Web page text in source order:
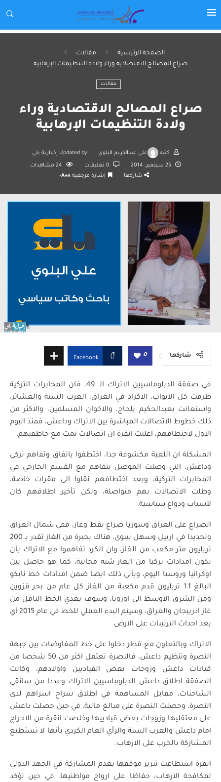
الصفحة الرئيسية
مقالات
صراع المصالح الاقتصادية وراء ولادة التنظيمات الإرهابية
مقالات
صراع المصالح الاقتصادية وراء
ولادة التنظيمات الإرهابية
كتبه علي عبدالكريم البلوي Updated by إخبارية بلي
25 سبتمبر، 2014 24 مشاهدات
شاركها
إشارة مرجعية A+A-
شاركها 0
Facebook
في صفقة الدبلوماسيين الاتراك الـ 49، فان المخابرات التركية
طرقت كل الابواب، الاكراد في العراق، العرب السنة والعشائر،
واستعانت بعبدالحكيم بلحاج، والاخوان المسلمين، والاكثر من
ذلك خطوط الاتصالات المباشرة بين الاتراك وداعش، فمنذ اليوم
الاول لاختطافهم، اعلنت انقرة ان اتصالات تمت مع خاطفيهم.
المشكلة ان اللعبة مكشوفة جدا، اختطفوا باتفاق وتفاهم تركي
وداعش، التي وصلت الموصل بتفاهم مع القسم الخارجي في
المخابرات التركية، وبعد اختطافهم نقلوا الى مقرات خاصة،
وظلت الاتصالات بهم متواصلة، ولكن تأخير اطلاقهم كان
لأسباب ودواع سياسية.
الصراع على العراق وسوريا صراع نفط وغاز، ففي شمال العراق
وتحديدا في اربيل وسهل نينوى، هناك بحيرة من الغاز تقدر بـ 200
تريليون متر مكعب من الغاز، وان الكرد تفاهموا مع الاتراك بأن
تكون امدادات تركيا من الغاز شبه مجانية، كما هو حاصل بين
اوكرانيا وروسيا اليوم، ويأتي ذلك ايضا ضمن امدادات خط نابكو
البالغ 1.1 تريليون قدم مكعبة من الغاز كل عام من بحر قزوين
ومن الشرق الاوسط الى اوروبا، وسوف يغذي الخط الناقل من
غاز اذربيجان والعراق، وسيتم البدء العملي للخط في عام 2015 أي
بعد احداث الترتيبات على الارض.
الاتراك وبالتعاون مع قطر دخلوا على خط المفاوضات بين جبهة
النصرة وتنظيم داعش، فالنصرة تعتقل اكثر من 50 شخصا من
قيادات داعش وزوجات بعض القياديين واولادهم، وكانت
الصفقة اطلاق داعش الدبلوماسيين الاتراك وعددا من سائقي
الشاحنات، مقابل المساهمة في اطلاق سراح اسراهم لدى
النصرة، وحصلت النصرة على مبالغ مالية، في حين حصلت داعش
على معتقليها وزوجات بعض قيادييها وخلصت انقرة من الاحراج
امام داعش والعرب السنة والرأي العام الكردي بأنها لا تستطيع
المشاركة بالحرب على الارهاب.
انقرة استطاعت تبرير موقفها بعدم المشاركة في الجهد الدولي
لمكافحة الارهاب، حفاظا على ارواح مواطنيها، في حين تؤكد